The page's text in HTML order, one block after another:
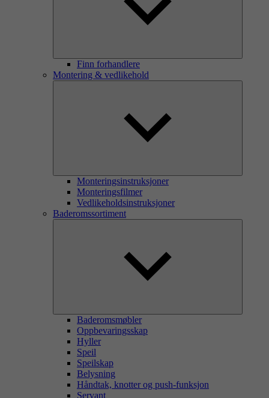
Finn forhandlere
Montering & vedlikehold
Monteringsinstruksjoner
Monteringsfilmer
Vedlikeholdsinstruksjoner
Baderomssortiment
Baderomsmøbler
Oppbevaringsskap
Hyller
Speil
Speilskap
Belysning
Håndtak, knotter og push-funksjon
Servant